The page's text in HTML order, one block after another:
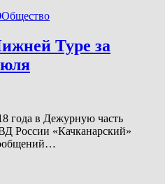
Общество
Туре за
года в Дежурную часть
«Качканарский»